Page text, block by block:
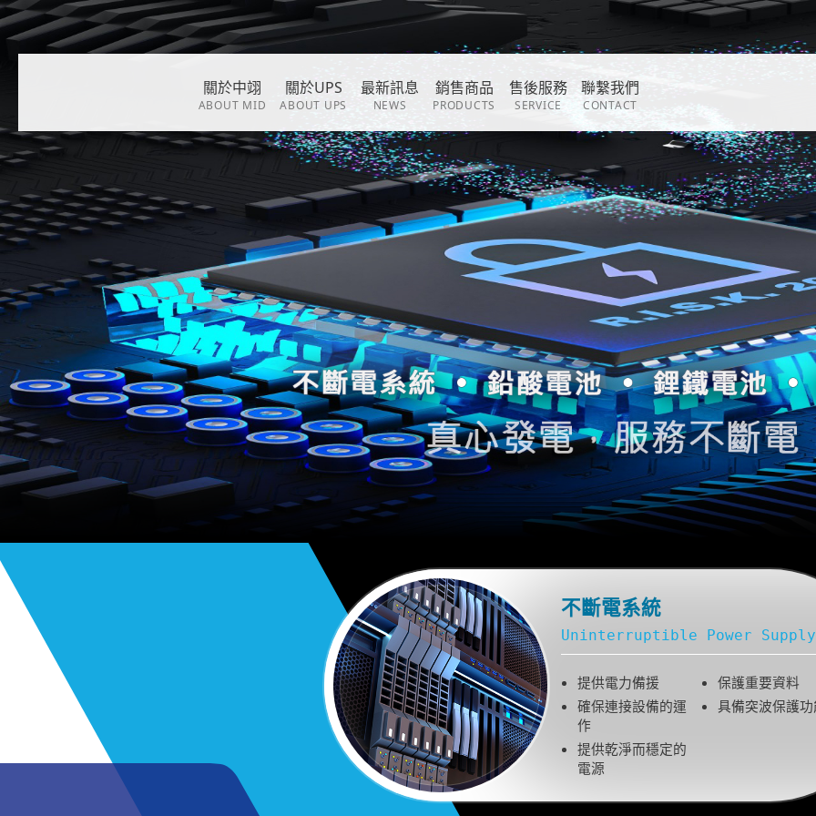
關於中翊
ABOUT MID
經營理念
關於UPS
ABOUT UPS
關於UPS
最新訊息
NEWS
最新消息
銷售商品
PRODUCTS
不斷電系統
鉛酸蓄電池
鋰鐵電池
售後服務
SERVICE
售後服務
聯繫我們
CONTACT
聯絡我們
不斷電系統
Uninterruptible Power Supply
提供電力備援
保護重要資料
確保連接設備的運
作
具備突波保護
提供乾淨而穩定的
電源